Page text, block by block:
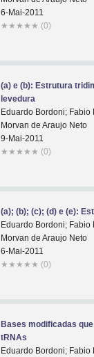
6-Mai-2011
★ ★ ★ ★ ★ (0)
(a) e (b): Estrutura
levedura
Eduardo Bordoni;
Morvan de Araujo Neto
9-Mai-2011
★ ★ ★ ★ ★ (0)
(a); (b); (c); (d) e (e):
Eduardo Bordoni;
Morvan de Araujo Neto
6-Mai-2011
★ ★ ★ ★ ★ (0)
Bases modificadas
tRNAs
Eduardo Bordoni;